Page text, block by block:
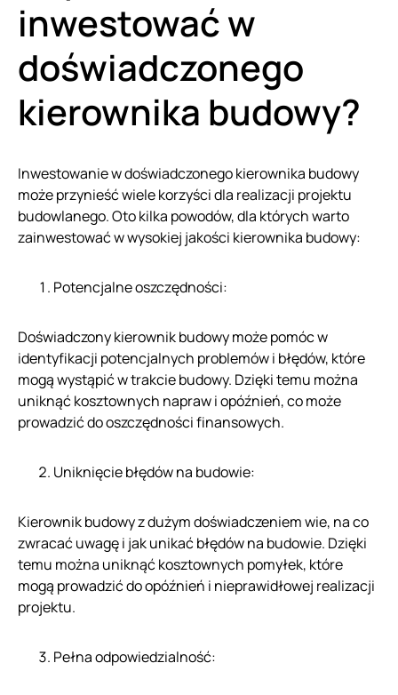
inwestować w
doświadczonego
kierownika budowy?
Inwestowanie w doświadczonego kierownika budowy
może przynieść wiele korzyści dla realizacji projektu
budowlanego. Oto kilka powodów, dla których warto
zainwestować w wysokiej jakości kierownika budowy:
Potencjalne oszczędności:
Doświadczony kierownik budowy może pomóc w
identyfikacji potencjalnych problemów i błędów, które
mogą wystąpić w trakcie budowy. Dzięki temu można
uniknąć kosztownych napraw i opóźnień, co może
prowadzić do oszczędności finansowych.
Uniknięcie błędów na budowie:
Kierownik budowy z dużym doświadczeniem wie, na co
zwracać uwagę i jak unikać błędów na budowie. Dzięki
temu można uniknąć kosztownych pomyłek, które
mogą prowadzić do opóźnień i nieprawidłowej realizacji
projektu.
Pełna odpowiedzialność: